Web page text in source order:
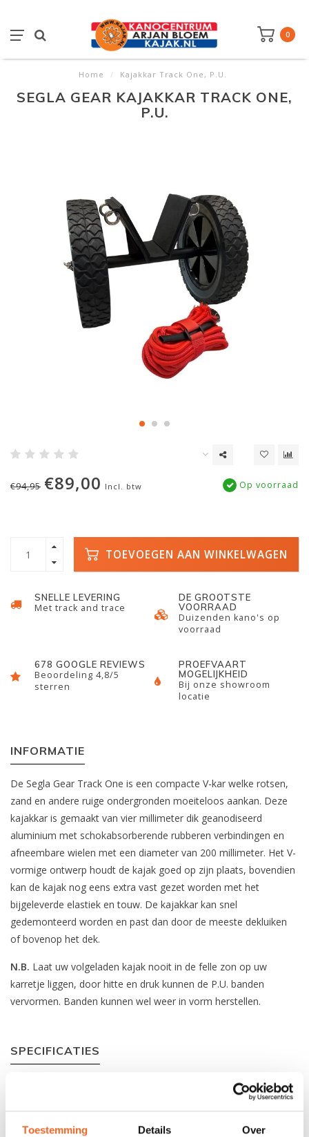
Toestemming Details Over
0
Home / Kajakkar Track One, P.U.
SEGLA GEAR KAJAKKAR TRACK ONE,
P.U.
€94,95 €89,00 Incl. btw Op voorraad
TOEVOEGEN AAN WINKELWAGEN
SNELLE LEVERING
Met track and trace
DE GROOTSTE
VOORRAAD
Duizenden kano's op
voorraad
678 GOOGLE REVIEWS
Beoordeling 4,8/5
sterren
PROEFVAART
MOGELIJKHEID
Bij onze showroom
locatie
INFORMATIE
De Segla Gear Track One is een compacte V-kar welke rotsen,
zand en andere ruige ondergronden moeiteloos aankan. Deze
kajakkar is gemaakt van vier millimeter dik geanodiseerd
aluminium met schokabsorberende rubberen verbindingen en
afneembare wielen met een diameter van 200 millimeter. Het V-
vormige ontwerp houdt de kajak goed op zijn plaats, bovendien
kan de kajak nog eens extra vast gezet worden met het
bijgeleverde elastiek en touw. De kajakkar kan snel
gedemonteerd worden en past dan door de meeste dekluiken
of bovenop het dek.
N.B. Laat uw volgeladen kajak nooit in de felle zon op uw
karretje liggen, door hitte en druk kunnen de P.U. banden
vervormen. Banden kunnen wel weer in vorm herstellen.
SPECIFICATIES
Frame breedte: 27.5 cm